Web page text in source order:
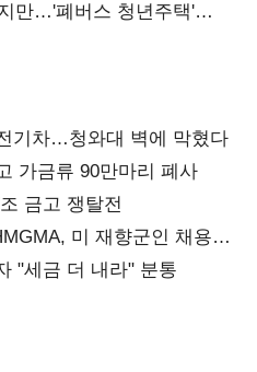
만…'폐버스 청년주택'
기차…청와대 벽에 막혔다
가금류 90만마리 폐사
금고 쟁탈전
미 재향군인 채용
"세금 더 내라" 분통